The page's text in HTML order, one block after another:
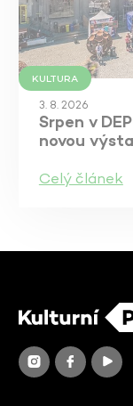
KULTURA
3. 8. 2026
Srpen v
novou
Celý článek